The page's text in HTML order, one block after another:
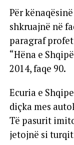
Për
shkruajnë në
paragraf
“Hëna e
2014, faqe 90.
Ecuria e
diçka mes
Të pasurit
jetojnë si